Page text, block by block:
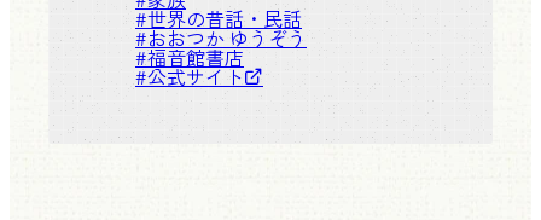
#世界の昔話・民話
#おおつか ゆうぞう
#福音館書店
#公式サイト